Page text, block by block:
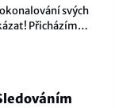
svých
Přicházíme s